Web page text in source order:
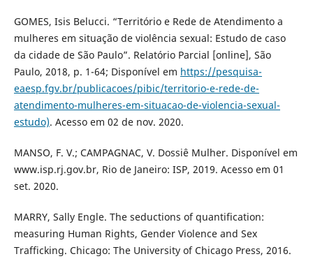
GOMES, Isis Belucci. “Território e Rede de Atendimento a
mulheres em situação de violência sexual: Estudo de caso
da cidade de São Paulo”. Relatório Parcial [online], São
Paulo, 2018, p. 1-64; Disponível em https://pesquisa-
eaesp.fgv.br/publicacoes/pibic/territorio-e-rede-de-
atendimento-mulheres-em-situacao-de-violencia-sexual-
estudo). Acesso em 02 de nov. 2020.
MANSO, F. V.; CAMPAGNAC, V. Dossiê Mulher. Disponível em
www.isp.rj.gov.br, Rio de Janeiro: ISP, 2019. Acesso em 01
set. 2020.
MARRY, Sally Engle. The seductions of quantification:
measuring Human Rights, Gender Violence and Sex
Trafficking. Chicago: The University of Chicago Press, 2016.